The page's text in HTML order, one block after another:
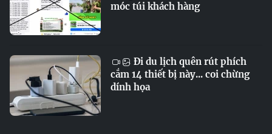
móc túi khách hàng
Đi du lịch quên rút phích
cắm 14 thiết bị này... coi chừng
dính họa